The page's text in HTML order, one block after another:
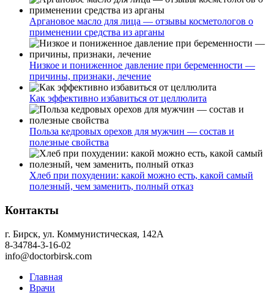
Аргановое масло для лица — отзывы косметологов о
применении средства из арганы
Низкое и пониженное давление при беременности —
причины, признаки, лечение
Как эффективно избавиться от целлюлита
Польза кедровых орехов для мужчин — состав и
полезные свойства
Хлеб при похудении: какой можно есть, какой самый
полезный, чем заменить, полный отказ
Контакты
г. Бирск, ул. Коммунистическая, 142А
8-34784-3-16-02
info@doctorbirsk.com
Главная
Врачи